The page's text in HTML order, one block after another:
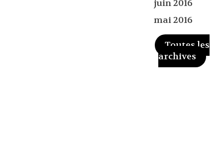
juin 2016
mai 2016
Toutes les
archives